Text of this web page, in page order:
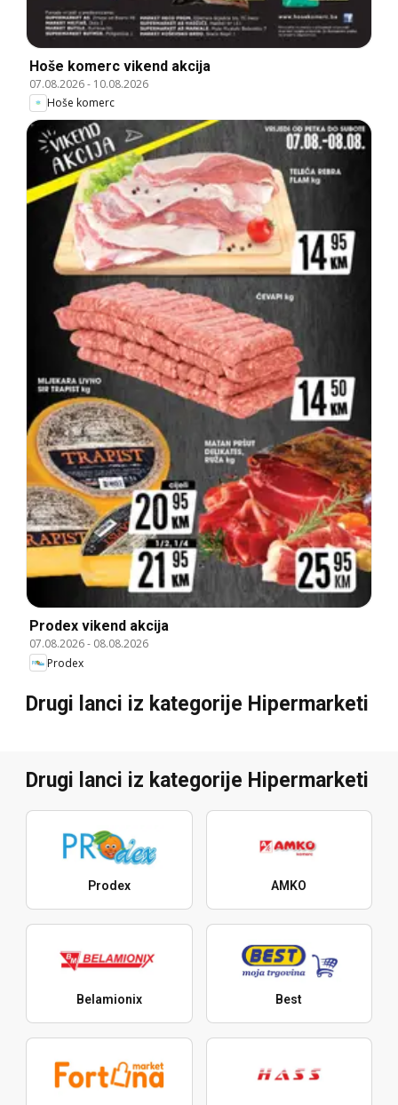
Hoše komerc vikend akcija
07.08.2026- 10.08.2026
Hoše komerc
Prodex vikend akcija
07.08.2026- 08.08.2026
Prodex
Drugi lanci iz kategorije Hipermarketi
Drugi lanci iz kategorije Hipermarketi
Prodex AMKO
Belamionix Best